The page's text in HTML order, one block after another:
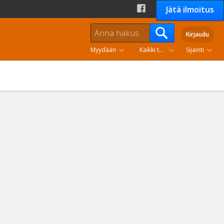
Jätä ilmoitus
Kirjaudu
Myydään
Kaikki tuoteryhmät Sijainti